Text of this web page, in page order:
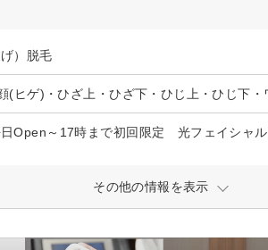
）脱毛
ゲ)・ひざ上・ひざ下・ひじ上・ひじ下・
日Open～17時まで初回限定 光フェイシャ
その他の情報を表示